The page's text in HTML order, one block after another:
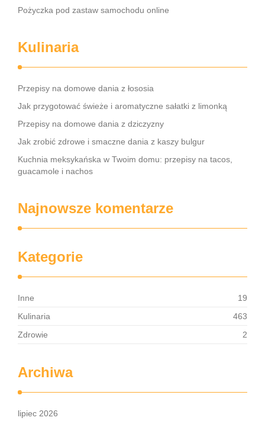
Pożyczka pod zastaw samochodu online
Kulinaria
Przepisy na domowe dania z łososia
Jak przygotować świeże i aromatyczne sałatki z limonką
Przepisy na domowe dania z dziczyzny
Jak zrobić zdrowe i smaczne dania z kaszy bulgur
Kuchnia meksykańska w Twoim domu: przepisy na tacos,
guacamole i nachos
Najnowsze komentarze
Kategorie
Inne
19
Kulinaria
463
Zdrowie
2
Archiwa
lipiec 2026